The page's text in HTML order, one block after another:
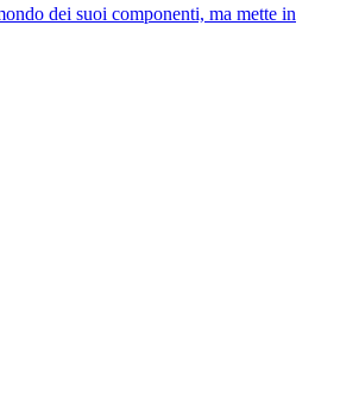
dei suoi componenti, ma mette in